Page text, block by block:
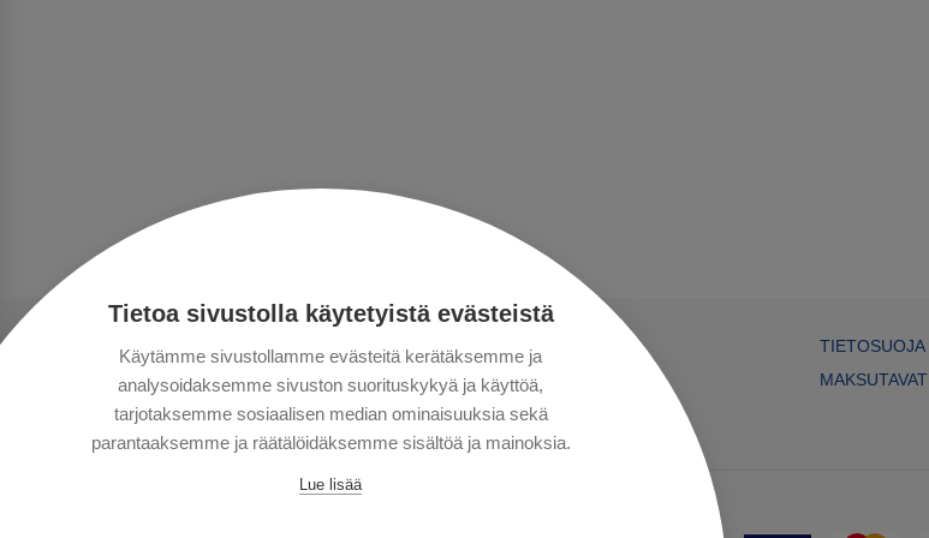
Tietoa sivustolla käytetyistä evästeistä
Käytämme sivustollamme evästeitä kerätäksemme ja
analysoidaksemme sivuston suorituskykyä ja käyttöä,
tarjotaksemme sosiaalisen median ominaisuuksia sekä
parantaaksemme ja räätälöidäksemme sisältöä ja mainoksia.
Lue lisää
TIETOSUOJA
MAKSUTAVAT